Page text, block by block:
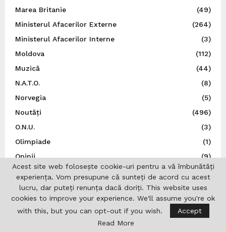
Marea Britanie
(49)
Ministerul Afacerilor Externe
(264)
Ministerul Afacerilor Interne
(3)
Moldova
(112)
Muzică
(44)
N.A.T.O.
(8)
Norvegia
(5)
Noutăți
(496)
O.N.U.
(3)
Olimpiade
(1)
Opinii
(9)
Patronatul European al Femeilor de Afaceri
(1)
Personalități
(1)
Politică
(6)
Polonia
(22)
Acest site web folosește cookie-uri pentru a vă îmbunătăți
experiența. Vom presupune că sunteți de acord cu acest
lucru, dar puteți renunța dacă doriți. This website uses
cookies to improve your experience. We'll assume you're ok
with this, but you can opt-out if you wish.
Accept
Read More